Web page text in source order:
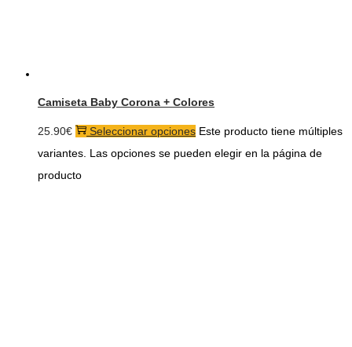
Camiseta Baby Corona + Colores
25.90€ Seleccionar opciones Este producto tiene múltiples
variantes. Las opciones se pueden elegir en la página de
producto